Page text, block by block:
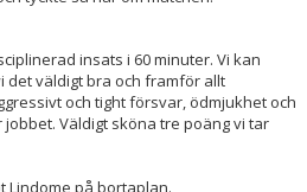
insats i 60 minuter. Vi kan
det väldigt bra och framför allt
och tight försvar, ödmjukhet och
Väldigt sköna tre poäng vi tar
Lindome på bortaplan.